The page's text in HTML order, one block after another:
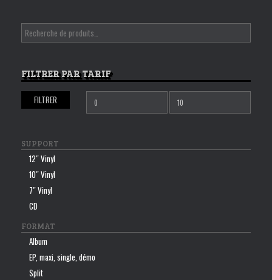
FILTRER PAR TARIF
Prix
min
Prix
max
FILTRER
SUPPORT
12″ Vinyl
10″ Vinyl
7″ Vinyl
CD
FORMAT
Album
EP, maxi, single, démo
Split